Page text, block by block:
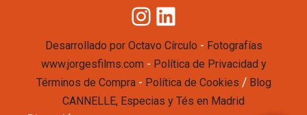
Instagram
LinkedIn
Desarrollado por Octavo Círculo - Fotografías
www.jorgesfilms.com- Política de Privacidad y
Términos de Compra- Política de Cookies / Blog
CANNELLE, Especias y Tés en Madrid